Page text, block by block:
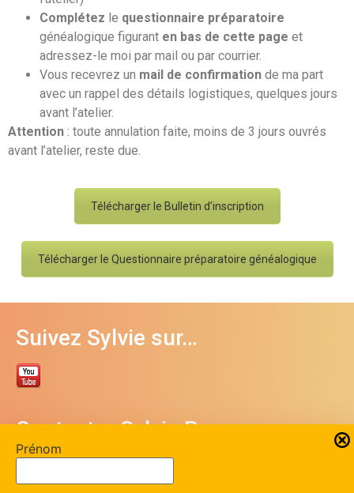
Complétez le questionnaire préparatoire
généalogique figurant en bas de cette page et
adressez-le moi par mail ou par courrier.
Vous recevrez un mail de confirmation de ma part
avec un rappel des détails logistiques, quelques jours
avant l’atelier.
Attention : toute annulation faite, moins de 3 jours ouvrés
avant l’atelier, reste due.
Télécharger le Bulletin d’inscription
Télécharger le Questionnaire préparatoire généalogique
Prénom
Suivez Sylvie sur…
Contacter Sylvie Bergeron
06 84 07 18 10